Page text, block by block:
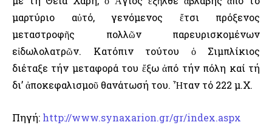
μαρτύριο αὐτό, γενόμενος ἔτσι πρόξενος
μεταστροφῆς πολλῶν παρευρισκομένων
εἰδωλολατρῶν. Κατόπιν τούτου ὁ Σιμπλίκιος
διέταξε τήν μεταφορά του ἔξω ἀπό τήν πόλη καί τή
δι’ ἀποκεφαλισμοῦ θανάτωσή του. Ἦταν τό 222 μ.Χ.
Πηγή: http://www.synaxarion.gr/gr/index.aspx